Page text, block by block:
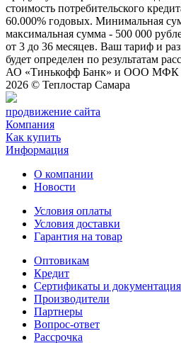
стоимость потребительского
60.000% годовых. Минимальная
максимальная сумма - 500 000
от 3 до 36 месяцев. Ваш тариф и
будет определен по результатам
АО «Тинькофф Банк» и ООО МФК
2026 © Теплостар Самара
продвижение сайта
Компания
Как купить
Информация
О компании
Новости
Условия оплаты
Условия доставки
Гарантия на товар
Оптовикам
Кредит
Сертификаты и документация
Производители
Партнеры
Вопрос-ответ
Рассрочка